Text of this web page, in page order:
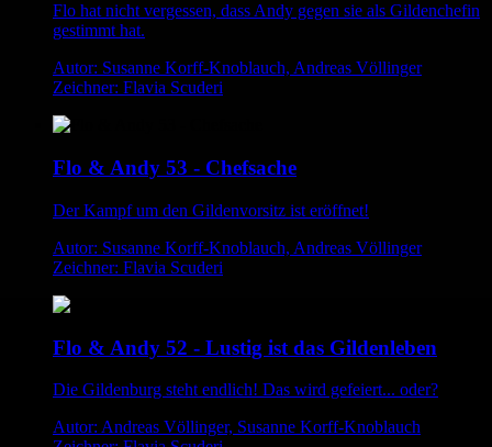
Flo hat nicht vergessen, dass Andy gegen sie als Gildenchefin
gestimmt hat.
Autor: Susanne Korff-Knoblauch, Andreas Völlinger
Zeichner: Flavia Scuderi
Flo & Andy 53 - Chefsache
Der Kampf um den Gildenvorsitz ist eröffnet!
Autor: Susanne Korff-Knoblauch, Andreas Völlinger
Zeichner: Flavia Scuderi
Flo & Andy 52 - Lustig ist das Gildenleben
Die Gildenburg steht endlich! Das wird gefeiert... oder?
Autor: Andreas Völlinger, Susanne Korff-Knoblauch